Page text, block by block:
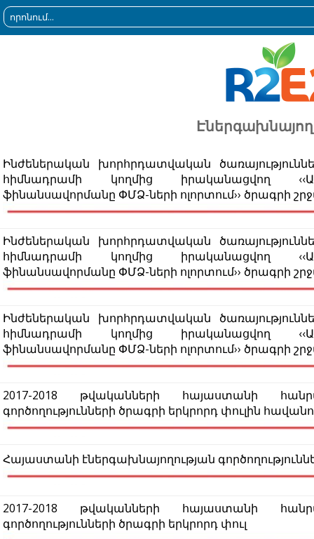
Ինժեներական խորհրդատվական
հիմնադրամի կողմից իրականացվող
ֆինանսավորմանը ՓՄՁ-ների ոլորտում›› ծրագրի
Ինժեներական խորհրդատվական
հիմնադրամի կողմից իրականացվող
ֆինանսավորմանը ՓՄՁ-ների ոլորտում›› ծրագրի
Ինժեներական խորհրդատվական
հիմնադրամի կողմից իրականացվող
ֆինանսավորմանը ՓՄՁ-ների ոլորտում›› ծրագրի
2017-2018 թվականների հայաստանի
գործողությունների ծրագրի երկրորդ փուլին
Հայաստանի էներգախնայողության
2017-2018 թվականների հայաստանի
գործողությունների ծրագրի երկրորդ փուլ